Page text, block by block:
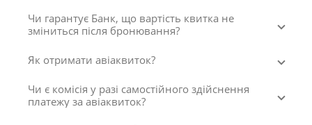
Чи гарантує Банк, що вартість квитка не
зміниться після бронювання?
Як отримати авіаквиток?
Чи є комісія у разі самостійного здійснення
платежу за авіаквиток?